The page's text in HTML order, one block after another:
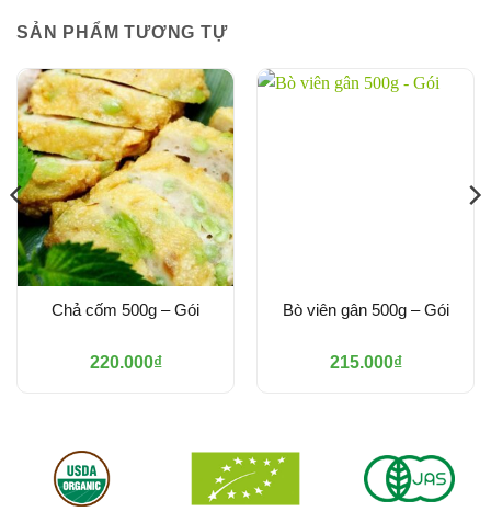
SẢN PHẨM TƯƠNG TỰ
Chả cốm 500g – Gói
220.000₫
Bò viên gân 500g – Gói
215.000₫